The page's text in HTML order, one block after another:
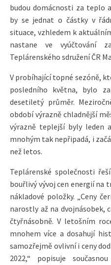
budou domácnosti za teplo
by se jednat o částky v
situace, vzhledem k
nastane ve vyúčtování
Teplárenského sdružení ČR
V probíhající topné sezóně,
posledního května, bylo
desetiletý průměr.
období výrazně chladnější
výrazně teplejší byly leden
mnohým tak nepřipadá, i
než letos.
Teplárenské společnosti
bouřlivý vývoj cen energií na
nákladové položky. „Ceny
narostly až na dvojnásobek,
čtyřnásobně. V letošním
mnohem více a dosahují
samozřejmě ovlivní i ceny
2022,“ popisuje